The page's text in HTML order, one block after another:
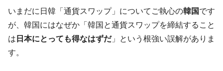
『Money1』
韓国「ここは北朝鮮なのか。選管がサーバ
ーにウソのデータを入力したのは明白だ」
言。
いまだに日韓「通貨スワップ」についてご執心の韓国です
が、韓国にはなぜか「韓国と通貨スワップを締結すること
は 日本にとっても得なはずだ」という根強い誤解がありま
す。